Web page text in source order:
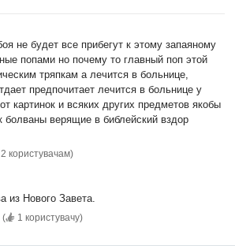
не будет все прибегут к этому запаяному
попами но почему то главный поп этой
тряпкам а лечится в больнице,
предпочитает лечится в больнице у
картинок и всяких других предметов якобы
верящие в библейский вздор
2 користувачам)
из Нового Завета.
( 1 користувачу)